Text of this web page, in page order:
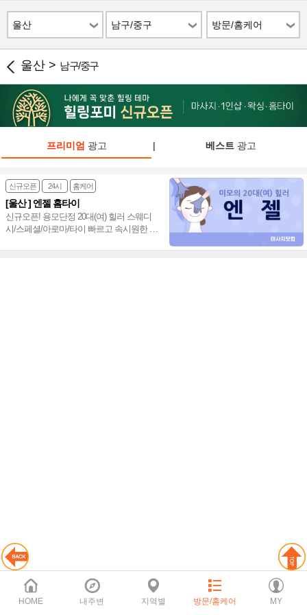
울산 남구/중구 방문/홈케어
울산 > 남구/중구
프리미엄 광고 | 베스트광고
신규오픈 24시 홈케어
[울산 ] 엔젤 홈타이
신규오픈! 용모단정 20대(여) 힐러 스웨디
시/스페셜/아로마/타이 빠르고 속시원한 울
HOME 내주변 지역별 방문/홈케어 MY